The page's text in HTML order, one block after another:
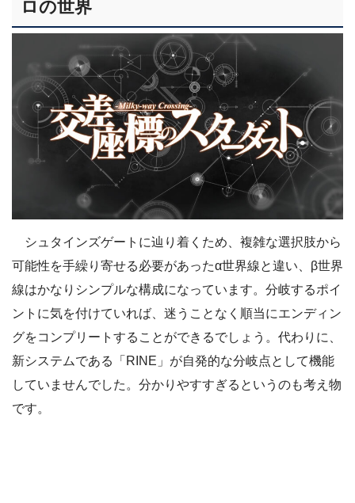
ロの世界
シュタインズゲートに辿り着くため、複雑な選択肢から
可能性を手繰り寄せる必要があったα世界線と違い、β世界
線はかなりシンプルな構成になっています。分岐するポイ
ントに気を付けていれば、迷うことなく順当にエンディン
グをコンプリートすることができるでしょう。代わりに、
新システムである「RINE」が自発的な分岐点として機能
していませんでした。分かりやすすぎるというのも考え物
です。